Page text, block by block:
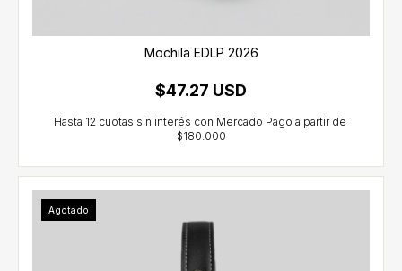
Mochila EDLP 2026
$47.27 USD
Agotado